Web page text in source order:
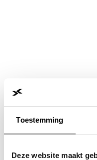
Toestemming
Deze website maakt